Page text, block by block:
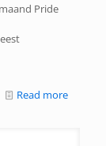
Pride
Read more